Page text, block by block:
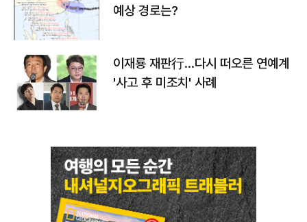
예상 경로는?
이재룡 재판行…다시 떠오른 연예계
'사고 후 미조치' 사례